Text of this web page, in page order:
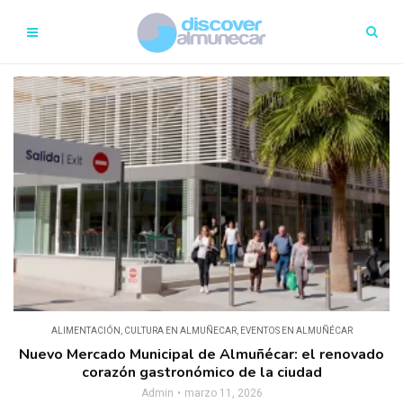
ALIMENTACIÓN , CULTURA EN ALMUÑECAR, EVENTOS EN ALMUÑÉCAR
Nuevo Mercado Municipal de Almuñécar: el renovado
corazón gastronómico de la ciudad
Admin
marzo 11, 2026